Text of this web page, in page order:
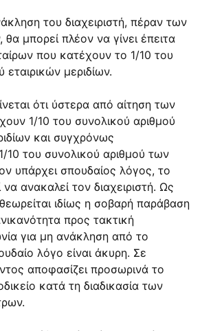
του διαχειριστή, πέραν των
μπορεί πλέον να γίνει έπειτα
που κατέχουν το 1/10 του
εταιρικών μεριδίων.
ότι ύστερα από αίτηση των
1/10 του συνολικού αριθμού
και συγχρόνως
του συνολικού αριθμού των
υπάρχει σπουδαίος λόγος, το
να ανακαλεί τον διαχειριστή. Ως
ιδίως η σοβαρή παράβαση
προς τακτική
για μη ανάκληση από το
λόγο είναι άκυρη. Σε
αποφασίζει προσωρινά το
κατά τη διαδικασία των